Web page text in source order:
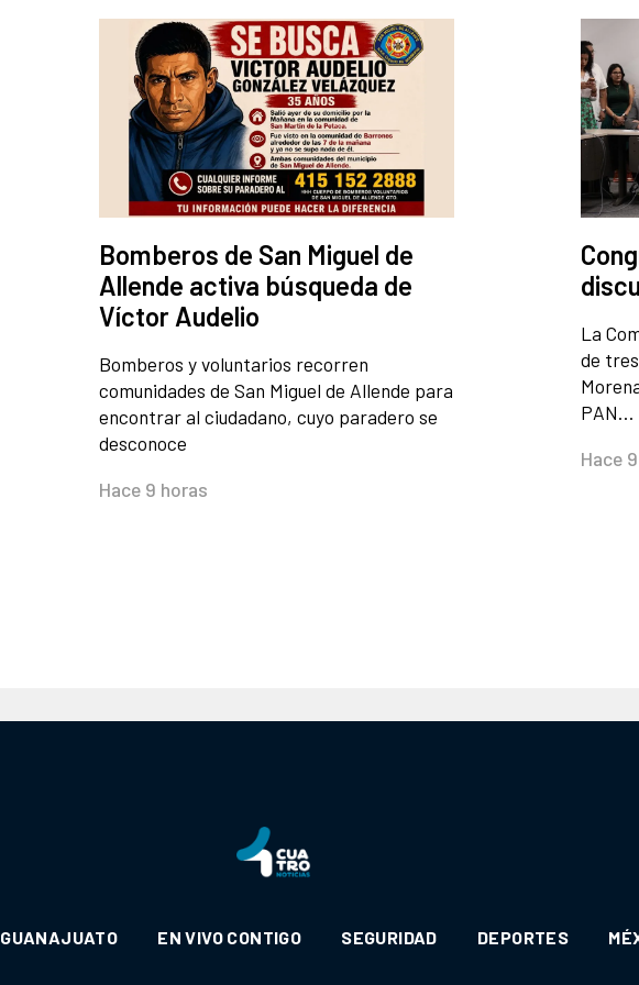
Bomberos de San Miguel de
Allende activa búsqueda de
Víctor Audelio
Bomberos y voluntarios recorren
comunidades de San Miguel de Allende para
encontrar al ciudadano, cuyo paradero se
desconoce
Hace 9 horas
La
de
PAN…
Hace
GUANAJUATO EN VIVO CONTIGO SEGURIDAD DEPORTES